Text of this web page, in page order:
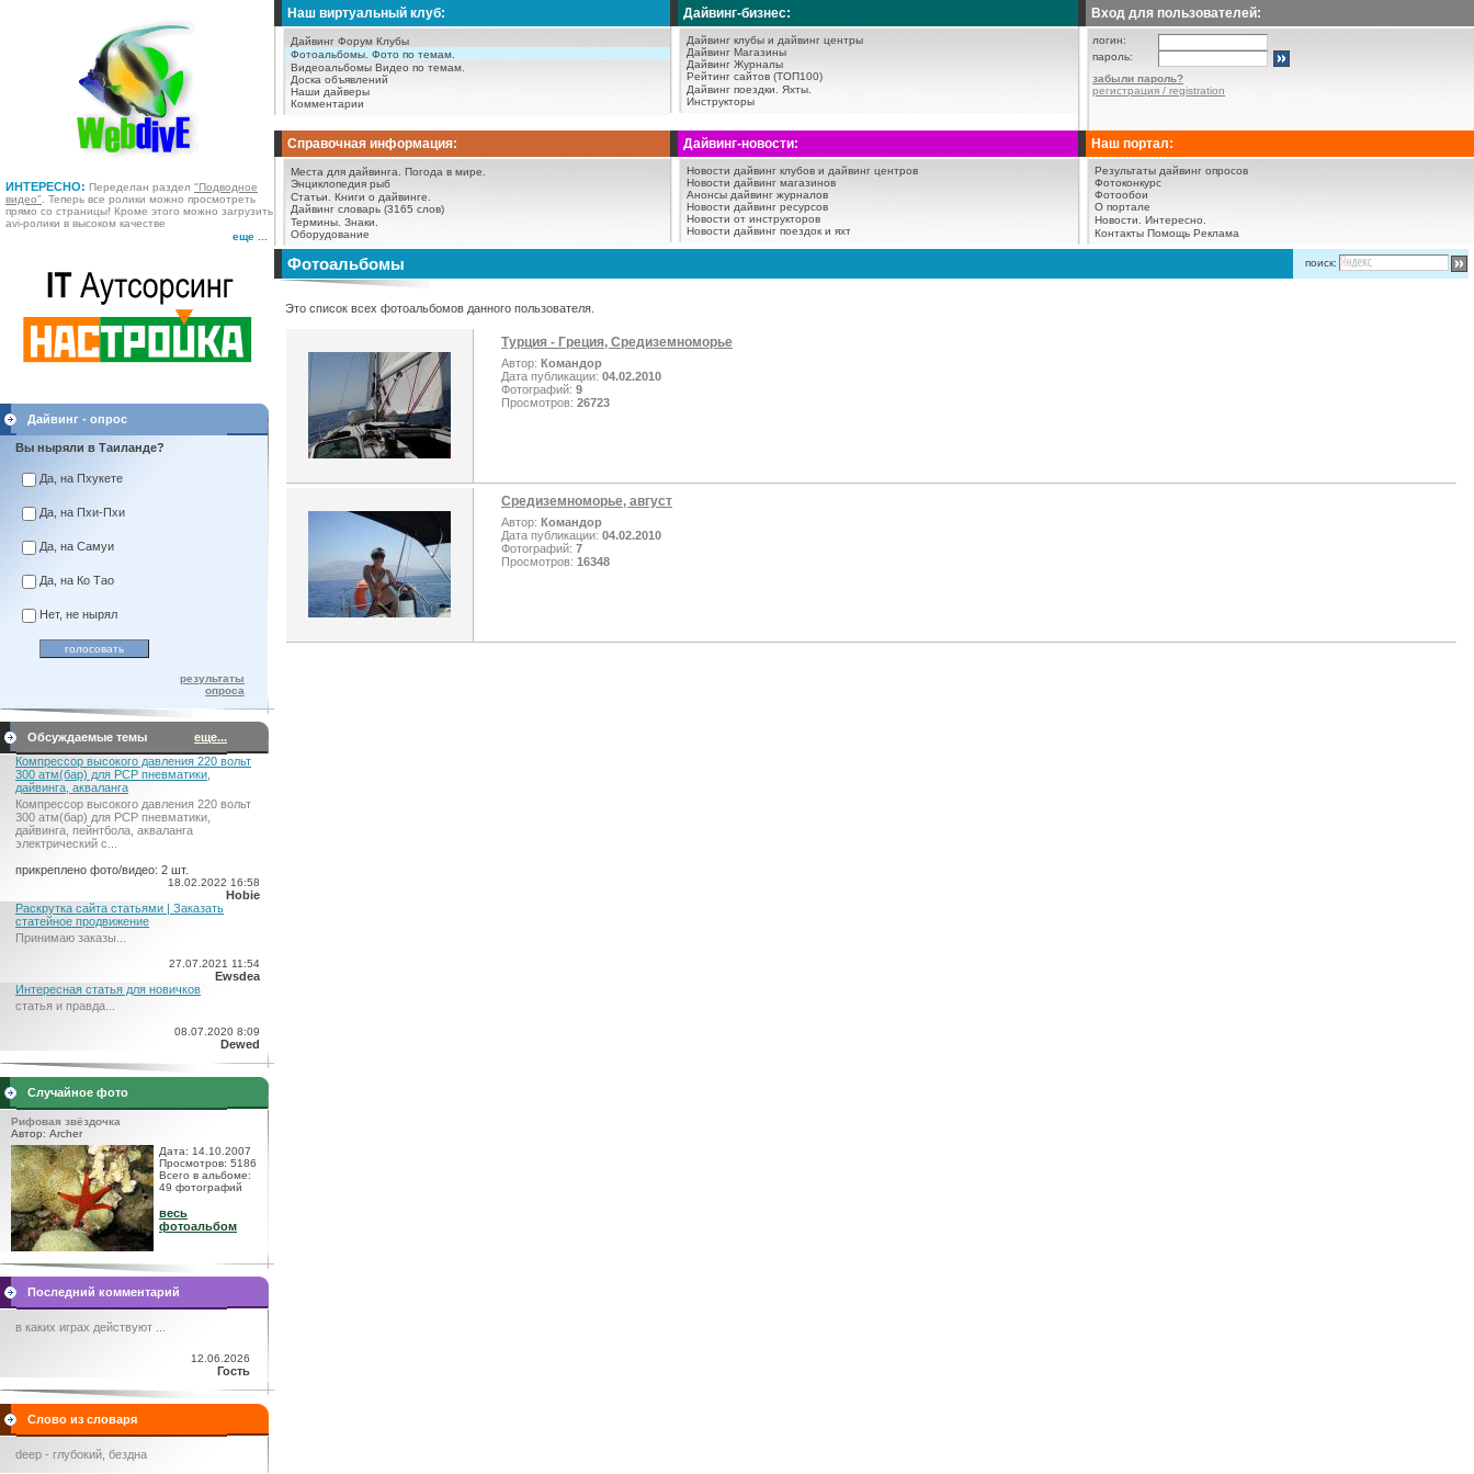
ИНТЕРЕСНО: Переделан раздел "Подводное
видео" . Теперь все ролики можно просмотреть
прямо со страницы! Кроме этого можно загрузить
avi-ролики в высоком качестве
еще ...
Наш виртуальный клуб:
Дайвинг Форум Клубы
Фотоальбомы. Фото по темам.
Видеоальбомы Видео по темам.
Доска объявлений
Наши дайверы
Комментарии
Дайвинг-бизнес:
Дайвинг клубы и дайвинг центры
Дайвинг Магазины
Дайвинг Журналы
Рейтинг сайтов (ТОП100)
Дайвинг поездки.
Яхты.
Инструкторы
Вход для пользователей:
логин:
пароль:
забыли пароль?
регистрация / registration
Справочная информация:
Места для дайвинга.
Погода в мире.
Энциклопедия рыб
Статьи.
Книги о дайвинге.
Дайвинг словарь (3165 слов)
Термины. Знаки.
Оборудование
Дайвинг-новости:
Новости дайвинг клубов и дайвинг центров
Новости дайвинг магазинов
Анонсы дайвинг журналов
Новости дайвинг ресурсов
Новости от инструкторов
Новости дайвинг поездок и яхт
Наш портал:
Результаты дайвинг опросов
Фотоконкурс
Фотообои
О портале
Новости.
Интересно.
Контакты Помощь Реклама
Дайвинг - опрос
Вы ныряли в Таиланде?
Да, на Пхукете
Да, на Пхи-Пхи
Да, на Самуи
Да, на Ко Тао
Нет, не нырял
результаты
опроса
Обсуждаемые темы
еще...
Компрессор высокого давления 220 вольт
300 атм(бар) для PCP пневматики,
дайвинга, акваланга
Компрессор высокого давления 220 вольт
300 атм(бар) для PCP пневматики,
дайвинга, пейнтбола, акваланга
электрический c...
прикреплено фото/видео: 2 шт.
18.02.2022 16:58
Hobie
Раскрутка сайта статьями | Заказать
статейное продвижение
Принимаю заказы...
27.07.2021 11:54
Ewsdea
Интересная статья для новичков
статья и правда...
08.07.2020 8:09
Dewed
Случайное фото
Рифовая звёздочка
Автор: Archer
Дата: 14.10.2007
Просмотров: 5186
Всего в альбоме:
49 фотографий
весь
фотоальбом
Последний комментарий
в каких играх действуют ...
12.06.2026
Гость
Слово из словаря
deep - глубокий, бездна
Фотоальбомы поиск:
Это список всех фотоальбомов данного пользователя.
Турция - Греция, Средиземноморье
Автор: Командор
Дата публикации: 04.02.2010
Фотографий: 9
Просмотров: 26723
Средиземноморье, август
Автор: Командор
Дата публикации: 04.02.2010
Фотографий: 7
Просмотров: 16348